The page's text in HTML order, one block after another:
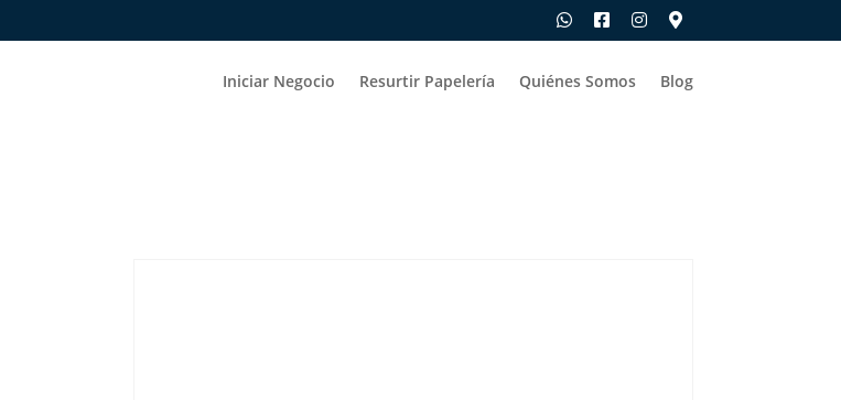
Iniciar Negocio Resurtir Papelería Quiénes Somos Blog